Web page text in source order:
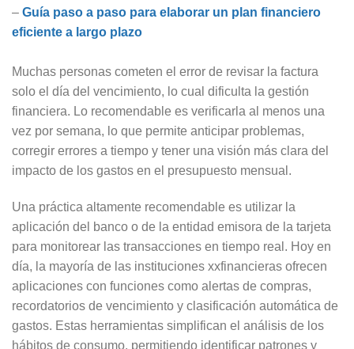
– Guía paso a paso para elaborar un plan financiero
eficiente a largo plazo
Muchas personas cometen el error de revisar la factura
solo el día del vencimiento, lo cual dificulta la gestión
financiera. Lo recomendable es verificarla al menos una
vez por semana, lo que permite anticipar problemas,
corregir errores a tiempo y tener una visión más clara del
impacto de los gastos en el presupuesto mensual.
Una práctica altamente recomendable es utilizar la
aplicación del banco o de la entidad emisora de la tarjeta
para monitorear las transacciones en tiempo real. Hoy en
día, la mayoría de las instituciones xxfinancieras ofrecen
aplicaciones con funciones como alertas de compras,
recordatorios de vencimiento y clasificación automática de
gastos. Estas herramientas simplifican el análisis de los
hábitos de consumo, permitiendo identificar patrones y